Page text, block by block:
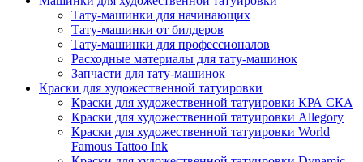
Тату-машинки для начинающих
Тату-машинки от билдеров
Тату-машинки для профессионалов
Расходные материалы для тату-машинок
Запчасти для тату-машинок
Краски для художественной татуировки
Краски для художественной татуировки КРА СКА
Краски для художественной татуировки Allegory
Краски для художественной татуировки World
Famous Tattoo Ink